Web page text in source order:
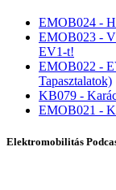
EMOB024 -
EMOB023 -
EV1-t!
EMOB022 -
Tapasztalatok)
KB079 -
EMOB021 -
Elektromobilitás